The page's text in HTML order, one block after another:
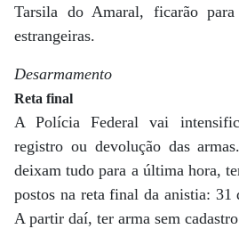
Tarsila do Amaral, ficarão para
estrangeiras.
Desarmamento
Reta final
A Polícia Federal vai
registro ou devolução das
deixam tudo para a última hora,
postos na reta final da anistia: 31
A partir daí, ter arma sem